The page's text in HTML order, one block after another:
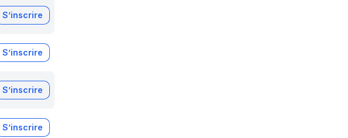
S’inscrire
S’inscrire
S’inscrire
S’inscrire